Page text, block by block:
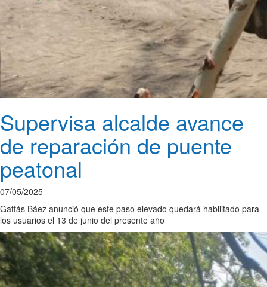
Supervisa alcalde avance
de reparación de puente
peatonal
07/05/2025
Gattás Báez anunció que este paso elevado quedará habilitado para
los usuarios el 13 de junio del presente año